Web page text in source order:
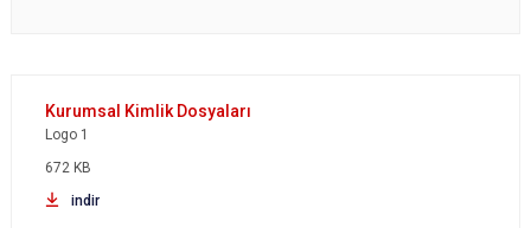
Logo 1
672 KB
indir